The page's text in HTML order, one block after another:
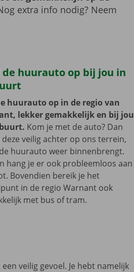
extra info nodig? Neem
de huurauto op bij jou in
huurauto op in de regio van
lekker gemakkelijk en bij jou
Kom je met de auto? Dan
deze veilig achter op ons terrein,
huurauto weer binnenbrengt.
hang je er ook probleemloos aan
Bovendien bereik je het
in de regio Warnant ook
met bus of tram.
veilig gevoel. Je hebt namelijk